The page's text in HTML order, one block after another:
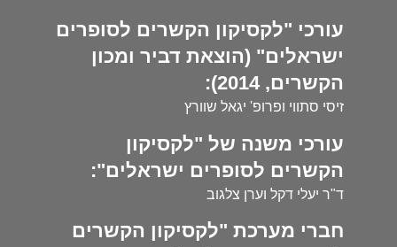
עורכי "לקסיקון הקשרים לסופרים
ישראלים" (הוצאת דביר ומכון
הקשרים, 2014):
זיסי סתווי ופרופ' יגאל שוורץ
עורכי משנה של "לקסיקון
הקשרים לסופרים ישראלים":
ד"ר יעלי דקל וערן צלגוב
חברי מערכת "לקסיקון הקשרים